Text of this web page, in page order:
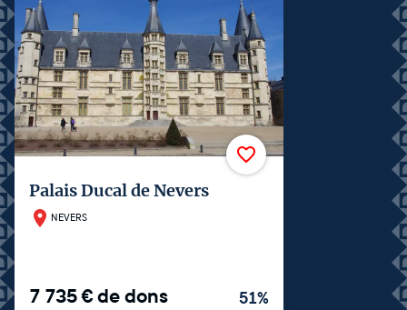
Palais Ducal de Nevers
NEVERS
7 735€de dons 51%